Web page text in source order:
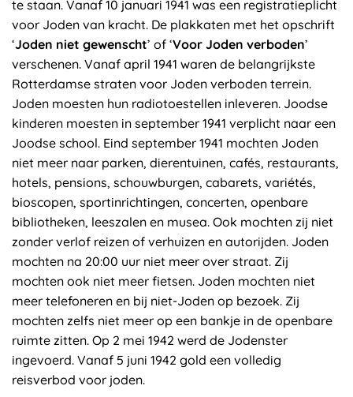
te staan. Vanaf 10 januari 1941 was een registratieplicht
voor Joden van kracht. De plakkaten met het opschrift
‘Joden niet gewenscht’ of ‘Voor Joden verboden’
verschenen. Vanaf april 1941 waren de belangrijkste
Rotterdamse straten voor Joden verboden terrein.
Joden moesten hun radiotoestellen inleveren. Joodse
kinderen moesten in september 1941 verplicht naar een
Joodse school. Eind september 1941 mochten Joden
niet meer naar parken, dierentuinen, cafés, restaurants,
hotels, pensions, schouwburgen, cabarets, variétés,
bioscopen, sportinrichtingen, concerten, openbare
bibliotheken, leeszalen en musea. Ook mochten zij niet
zonder verlof reizen of verhuizen en autorijden. Joden
mochten na 20:00 uur niet meer over straat. Zij
mochten ook niet meer fietsen. Joden mochten niet
meer telefoneren en bij niet-Joden op bezoek. Zij
mochten zelfs niet meer op een bankje in de openbare
ruimte zitten. Op 2 mei 1942 werd de Jodenster
ingevoerd. Vanaf 5 juni 1942 gold een volledig
reisverbod voor joden.